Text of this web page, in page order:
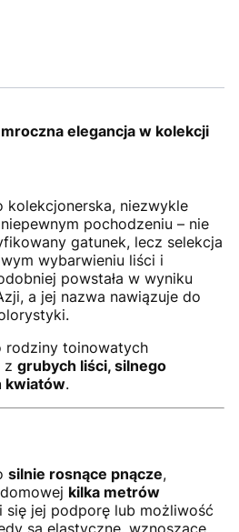
elegancja w kolekcji
niezwykle
pochodzeniu – nie
gatunek, lecz selekcja
wybarwieniu liści i
powstała w wyniku
a jej nazwa nawiązuje do
rodziny toinowatych
z grubych liści, silnego
kwiatów.
silnie rosnące pnącze,
kilka metrów
się jej podporę lub możliwość
są elastyczne, wznoszące